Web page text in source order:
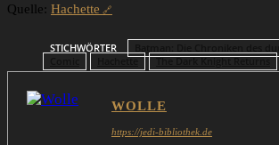
Quelle: Hachette
STICHWÖRTER
Hachette The Dark Knight Returns
WOLLE
https://jedi-bibliothek.de